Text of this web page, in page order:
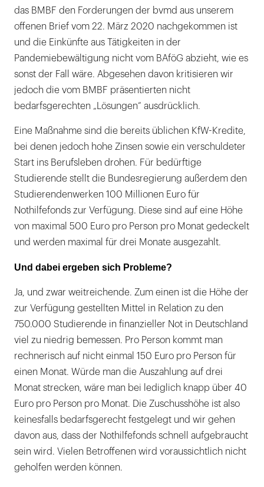
das BMBF den Forderungen der bvmd aus unserem
offenen Brief vom 22. März 2020 nachgekommen ist
und die Einkünfte aus Tätigkeiten in der
Pandemiebewältigung nicht vom BAföG abzieht, wie es
sonst der Fall wäre. Abgesehen davon kritisieren wir
jedoch die vom BMBF präsentierten nicht
bedarfsgerechten „Lösungen“ ausdrücklich.
Eine Maßnahme sind die bereits üblichen KfW-Kredite,
bei denen jedoch hohe Zinsen sowie ein verschuldeter
Start ins Berufsleben drohen. Für bedürftige
Studierende stellt die Bundesregierung außerdem den
Studierendenwerken 100 Millionen Euro für
Nothilfefonds zur Verfügung. Diese sind auf eine Höhe
von maximal 500 Euro pro Person pro Monat gedeckelt
und werden maximal für drei Monate ausgezahlt.
Und dabei ergeben sich Probleme?
Ja, und zwar weitreichende. Zum einen ist die Höhe der
zur Verfügung gestellten Mittel in Relation zu den
750.000 Studierende in finanzieller Not in Deutschland
viel zu niedrig bemessen. Pro Person kommt man
rechnerisch auf nicht einmal 150 Euro pro Person für
einen Monat. Würde man die Auszahlung auf drei
Monat strecken, wäre man bei lediglich knapp über 40
Euro pro Person pro Monat. Die Zuschusshöhe ist also
keinesfalls bedarfsgerecht festgelegt und wir gehen
davon aus, dass der Nothilfefonds schnell aufgebraucht
sein wird. Vielen Betroffenen wird voraussichtlich nicht
geholfen werden können.